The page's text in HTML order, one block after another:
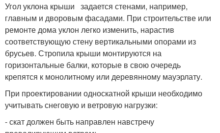
Угол уклона крыши задается стенами, например,
главным и дворовым фасадами. При строительстве или
ремонте дома уклон легко изменить, нарастив
соответствующую стену вертикальными опорами из
брусьев. Стропила крыши монтируются на
горизонтальные балки, которые в свою очередь
крепятся к монолитному или деревянному мауэрлату.
При проектировании односкатной крыши необходимо
учитывать снеговую и ветровую нагрузки:
- скат должен быть направлен навстречу